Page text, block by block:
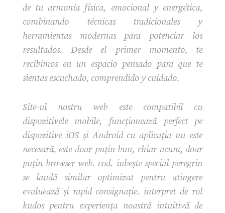
de tu armonía física, emocional y energética,
combinando técnicas tradicionales y
herramientas modernas para potenciar los
resultados. Desde el primer momento, te
recibimos en un espacio pensado para que te
sientas escuchado, comprendido y cuidado.
Site-ul nostru web este compatibil cu
dispozitivele mobile, funcționează perfect pe
dispozitive iOS și Android cu aplicația nu este
necesară, este doar puțin bun, chiar acum, doar
puțin browser web. cod. iubește special peregrin
se laudă similar optimizat pentru atingere
evaluează și rapid consignație. interpret de rol
kudos pentru experiența noastră intuitivă de